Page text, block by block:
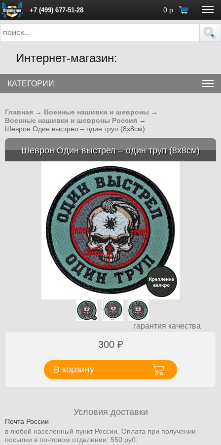
+7 (499) 677-51-28 0 р.
ПН - ПТ с 10:00 до 18:00 (Москва)
Интернет-магазин:
КАТЕГОРИИ
Главная → Военные нашивки и шевроны →
Военные нашивки и шевроны Россия →
Шеврон Один выстрел – один труп (8х8см)
Шеврон Один выстрел – один труп (8х8см)
гарантия качества
300 ₽
В корзину
Условия доставки
Почта России
в любой населенный пункт России. Оплата при получении
посылки в почтовом отделении: 550 руб.